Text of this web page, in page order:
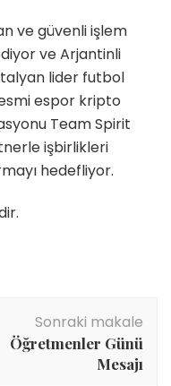
ve güvenli işlem
ve Arjantinli
lider futbol
espor kripto
Team Spirit
işbirlikleri
hedefliyor.
Sonraki makale
Öğretmenler Günü
Mesajı